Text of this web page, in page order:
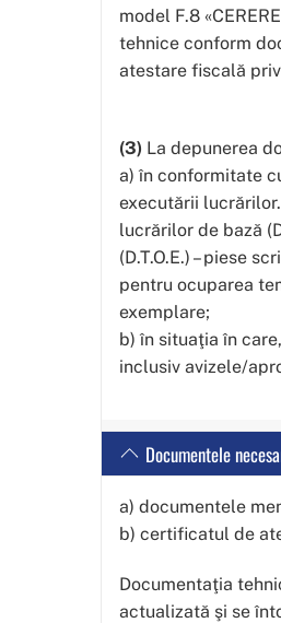
model F.8
tehnice conform
atestare fiscală
(3) La depunerea
a) în conformitate
executării
lucrărilor de bază
(D.T.O.E.) – piese
pentru ocuparea
exemplare;
b) în situaţia în
inclusiv avizele/
Documentele
a) documentele
b) certificatul de
Documentaţia
actualizată şi se